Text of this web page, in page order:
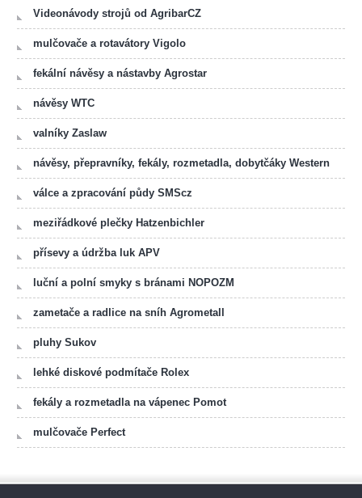
Videonávody strojů od AgribarCZ
mulčovače a rotavátory Vigolo
fekální návěsy a nástavby Agrostar
návěsy WTC
valníky Zaslaw
návěsy, přepravníky, fekály, rozmetadla, dobytčáky Western
válce a zpracování půdy SMScz
meziřádkové plečky Hatzenbichler
přísevy a údržba luk APV
luční a polní smyky s bránami NOPOZM
zametače a radlice na sníh Agrometall
pluhy Sukov
lehké diskové podmítače Rolex
fekály a rozmetadla na vápenec Pomot
mulčovače Perfect